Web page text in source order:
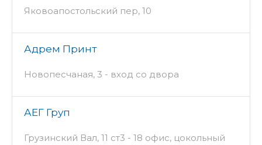
Яковоапостольский пер, 10
Адрем Принт
Новопесчаная, 3 - вход со двора
АЕГ Груп
Грузинский Вал, 11 ст3 - 18 офис, цокольный